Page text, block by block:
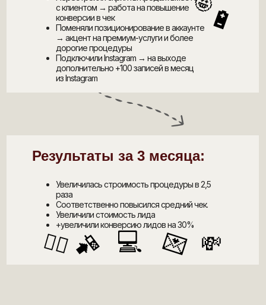
Результаты за 3 месяца:
Увеличилась строимость процедуры в 2,5
раза
Соответственно повысился средний чек.
Увеличили стоимость лида
+увеличили конверсию лидов на 30%
с клиентом → работа на повышение
конверсии в чек
Поменяли позиционирование в аккаунте
→ акцент на премиум-услуги и более
дорогие процедуры
Подключили Instagram → на выходе
дополнительно +100 записей в месяц
из Instagram
🔋
💻
✌🏼📲 💸
💌